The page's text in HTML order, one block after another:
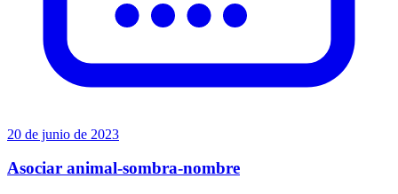
20 de junio de 2023
Asociar animal-sombra-nombre